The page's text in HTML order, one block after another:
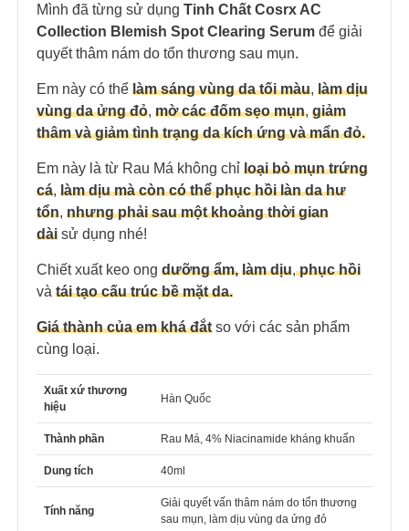
Mình đã từng sử dụng Tinh Chất Cosrx AC
Collection Blemish Spot Clearing Serum để giải
quyết thâm nám do tổn thương sau mụn.
Em này có thể làm sáng vùng da tối màu, làm dịu
vùng da ửng đỏ, mờ các đốm sẹo mụn, giảm
thâm và giảm tình trạng da kích ứng và mẩn đỏ.
Em này là từ Rau Má không chỉ loại bỏ mụn trứng
cá, làm dịu mà còn có thể phục hồi làn da hư
tổn, nhưng phải sau một khoảng thời gian
dài sử dụng nhé!
Chiết xuất keo ong dưỡng ẩm, làm dịu,phục hồi
và tái tạo cấu trúc bề mặt da.
Giá thành của em khá đắt so với các sản phẩm
cùng loại.
Xuất xứ thương
hiệu
Hàn Quốc
Thành phần Rau Má, 4% Niacinamide kháng khuẩn
Dung tích 40ml
Tính năng
Giải quyết vấn thâm nám do tổn thương
sau mụn, làm dịu vùng da ửng đỏ